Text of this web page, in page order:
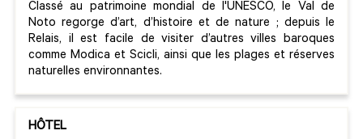
Classé au patrimoine mondial de l'UNESCO, le Val de
Noto regorge d’art, d’histoire et de nature ; depuis le
Relais, il est facile de visiter d’autres villes baroques
comme Modica et Scicli, ainsi que les plages et réserves
naturelles environnantes.
HÔTEL